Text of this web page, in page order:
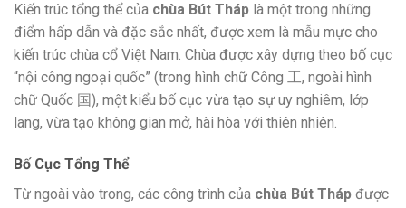
Kiến trúc tổng thể của chùa Bút Tháp là một trong những
điểm hấp dẫn và đặc sắc nhất, được xem là mẫu mực cho
kiến trúc chùa cổ Việt Nam. Chùa được xây dựng theo bố cục
“nội công ngoại quốc” (trong hình chữ Công 工, ngoài hình
chữ Quốc 国), một kiểu bố cục vừa tạo sự uy nghiêm, lớp
lang, vừa tạo không gian mở, hài hòa với thiên nhiên.
Bố Cục Tổng Thể
Từ ngoài vào trong, các công trình của chùa Bút Tháp được